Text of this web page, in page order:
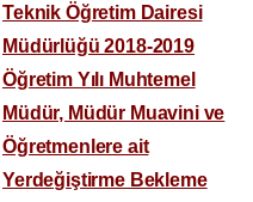
Teknik Öğretim Dairesi
Müdürlüğü 2018-2019
Öğretim Yılı Muhtemel
Müdür, Müdür Muavini ve
Öğretmenlere ait
Yerdeğiştirme Bekleme